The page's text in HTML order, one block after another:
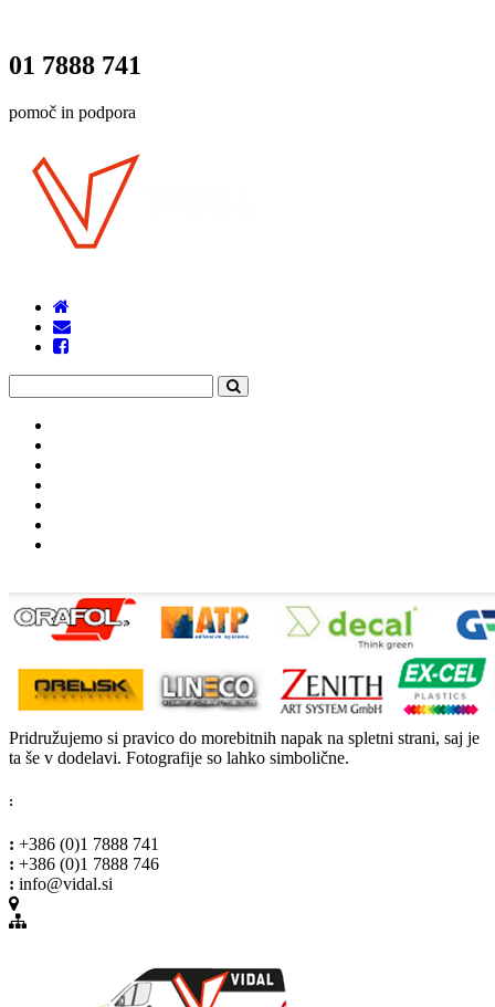
01 7888 741
pomoč in podpora
Pridružujemo si pravico do morebitnih napak na spletni strani, saj je
ta še v dodelavi. Fotografije so lahko simbolične.
:
: +386 (0)1 7888 741
: +386 (0)1 7888 746
: info@vidal.si